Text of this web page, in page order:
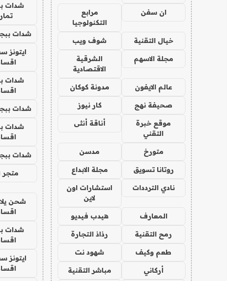
ان سفن
مرابع
التكنولوجيا
خيال التقنية شوف ويب
مجلة الاسهم
الشرقية
الاقتصادية
عالم الايفون مدونة كوكان
صحيفة نهج كار نيوز
موقع خبرة
التقني
أناقة أنثى
متورخ مدسن
روتانا تسويق مجلة الابداع
نادي الترددات
استشارات اون
لاين
المعارف هيدب فيديو
رمح التقنية رذاذ التجارة
طعم وكيف شهود نت
أركاني مباشر التقنية
شدات
شدات
ايتونز
شدات
شدات
شدات
شدات
متجر 4u
شحن
شدات
ايتونز